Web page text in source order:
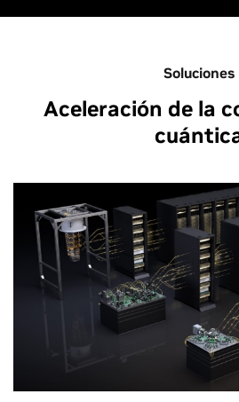
Soluciones
Aceleración de la